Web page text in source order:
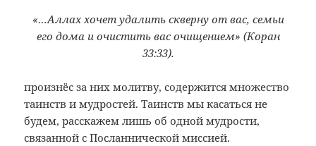
«…Аллах хочет удалить скверну от вас, семьи
его дома и очистить вас очищением» (Коран
33:33).
произнёс за них молитву, содержится множество
таинств и мудростей. Таинств мы касаться не
будем, расскажем лишь об одной мудрости,
связанной с Посланнической миссией.